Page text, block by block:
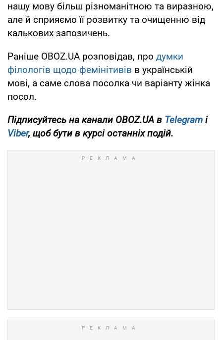
нашу мову більш різноманітною та виразною,
але й сприяємо її розвитку та очищенню від
калькових запозичень.
Раніше OBOZ.UA розповідав, про думки
філологів щодо фемінітивів в українській
мові, а саме слова посолка чи варіанту жінка
посол.
Підписуйтесь на канали OBOZ.UA в Telegram і
Viber, щоб бути в курсі останніх подій.